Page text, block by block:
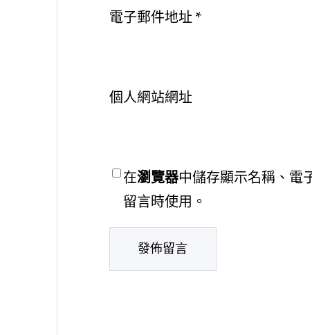
電子郵件地址 *
個人網站網址
在瀏覽器中儲存顯示名稱、電
留言時使用。